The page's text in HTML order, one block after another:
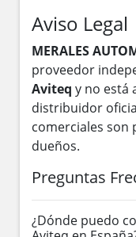
Aviso Legal
MERALES
proveedor
Aviteq y no está
distribuidor
comerciales son
dueños.
Preguntas
¿Dónde puedo